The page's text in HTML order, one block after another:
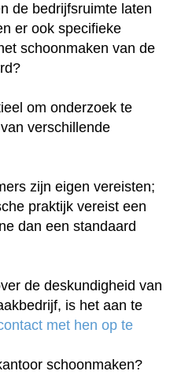
de bedrijfsruimte laten
er ook specifieke
schoonmaken van de
om onderzoek te
verschillende
zijn eigen vereisten;
praktijk vereist een
dan een standaard
de deskundigheid van
is het aan te
met hen op te
schoonmaken?